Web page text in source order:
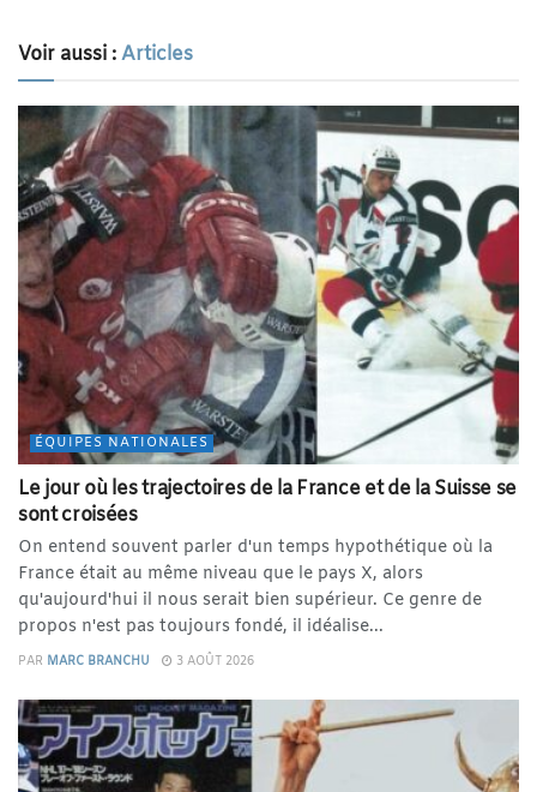
Voir aussi :Articles
ÉQUIPES NATIONALES
Le jour où les trajectoires de la France et de la Suisse se
sont croisées
On entend souvent parler d'un temps hypothétique où la
France était au même niveau que le pays X, alors
qu'aujourd'hui il nous serait bien supérieur. Ce genre de
propos n'est pas toujours fondé, il idéalise...
PAR MARC BRANCHU 3 AOÛT 2026